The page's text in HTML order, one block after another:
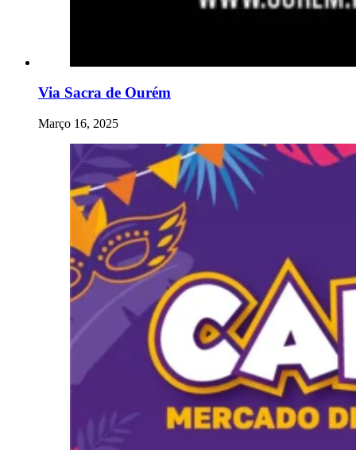
Via Sacra de Ourém
Março 16, 2025